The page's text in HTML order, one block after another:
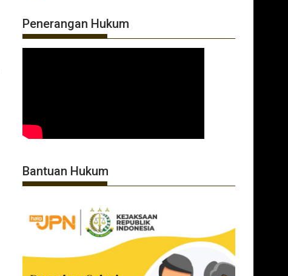
Penerangan Hukum
Bantuan Hukum